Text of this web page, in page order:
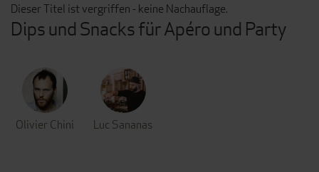
Dips und Snacks für Apéro und Party
Olivier Chini Luc Sananas
Dieser Titel ist vergriffen - keine Nachauflage.